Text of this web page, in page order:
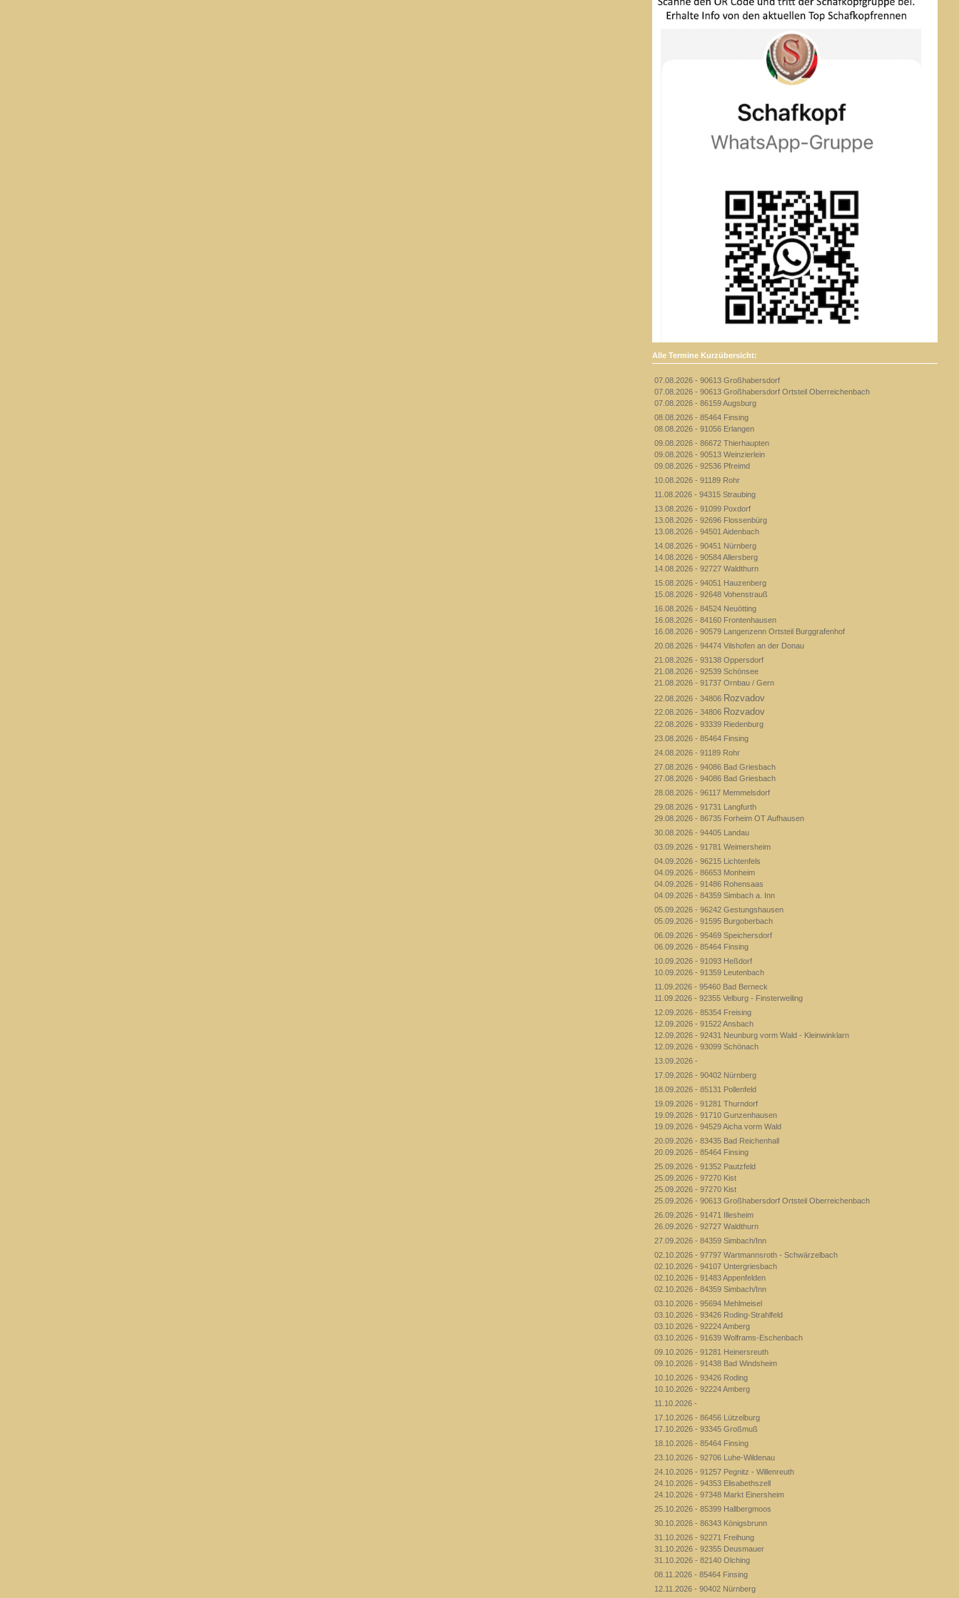
Alle Termine Kurzübersicht:
07.08.2026 - 90613 Großhabersdorf
07.08.2026 - 90613 Großhabersdorf Ortsteil Oberreichenbach
07.08.2026 - 86159 Augsburg
08.08.2026 - 85464 Finsing
08.08.2026 - 91056 Erlangen
09.08.2026 - 86672 Thierhaupten
09.08.2026 - 90513 Weinzierlein
09.08.2026 - 92536 Pfreimd
10.08.2026 - 91189 Rohr
11.08.2026 - 94315 Straubing
13.08.2026 - 91099 Poxdorf
13.08.2026 - 92696 Flossenbürg
13.08.2026 - 94501 Aidenbach
14.08.2026 - 90451 Nürnberg
14.08.2026 - 90584 Allersberg
14.08.2026 - 92727 Waldthurn
15.08.2026 - 94051 Hauzenberg
15.08.2026 - 92648 Vohenstrauß
16.08.2026 - 84524 Neuötting
16.08.2026 - 84160 Frontenhausen
16.08.2026 - 90579 Langenzenn Ortsteil Burggrafenhof
20.08.2026 - 94474 Vilshofen an der Donau
21.08.2026 - 93138 Oppersdorf
21.08.2026 - 92539 Schönsee
21.08.2026 - 91737 Ornbau / Gern
22.08.2026 - 34806 Rozvadov
22.08.2026 - 34806 Rozvadov
22.08.2026 - 93339 Riedenburg
23.08.2026 - 85464 Finsing
24.08.2026 - 91189 Rohr
27.08.2026 - 94086 Bad Griesbach
27.08.2026 - 94086 Bad Griesbach
28.08.2026 - 96117 Memmelsdorf
29.08.2026 - 91731 Langfurth
29.08.2026 - 86735 Forheim OT Aufhausen
30.08.2026 - 94405 Landau
03.09.2026 - 91781 Weimersheim
04.09.2026 - 96215 Lichtenfels
04.09.2026 - 86653 Monheim
04.09.2026 - 91486 Rohensaas
04.09.2026 - 84359 Simbach a. Inn
05.09.2026 - 96242 Gestungshausen
05.09.2026 - 91595 Burgoberbach
06.09.2026 - 95469 Speichersdorf
06.09.2026 - 85464 Finsing
10.09.2026 - 91093 Heßdorf
10.09.2026 - 91359 Leutenbach
11.09.2026 - 95460 Bad Berneck
11.09.2026 - 92355 Velburg - Finsterweiling
12.09.2026 - 85354 Freising
12.09.2026 - 91522 Ansbach
12.09.2026 - 92431 Neunburg vorm Wald - Kleinwinklarn
12.09.2026 - 93099 Schönach
13.09.2026 -
17.09.2026 - 90402 Nürnberg
18.09.2026 - 85131 Pollenfeld
19.09.2026 - 91281 Thurndorf
19.09.2026 - 91710 Gunzenhausen
19.09.2026 - 94529 Aicha vorm Wald
20.09.2026 - 83435 Bad Reichenhall
20.09.2026 - 85464 Finsing
25.09.2026 - 91352 Pautzfeld
25.09.2026 - 97270 Kist
25.09.2026 - 97270 Kist
25.09.2026 - 90613 Großhabersdorf Ortsteil Oberreichenbach
26.09.2026 - 91471 Illesheim
26.09.2026 - 92727 Waldthurn
27.09.2026 - 84359 Simbach/Inn
02.10.2026 - 97797 Wartmannsroth - Schwärzelbach
02.10.2026 - 94107 Untergriesbach
02.10.2026 - 91483 Appenfelden
02.10.2026 - 84359 Simbach/Inn
03.10.2026 - 95694 Mehlmeisel
03.10.2026 - 93426 Roding-Strahlfeld
03.10.2026 - 92224 Amberg
03.10.2026 - 91639 Wolframs-Eschenbach
09.10.2026 - 91281 Heinersreuth
09.10.2026 - 91438 Bad Windsheim
10.10.2026 - 93426 Roding
10.10.2026 - 92224 Amberg
11.10.2026 -
17.10.2026 - 86456 Lützelburg
17.10.2026 - 93345 Großmuß
18.10.2026 - 85464 Finsing
23.10.2026 - 92706 Luhe-Wildenau
24.10.2026 - 91257 Pegnitz - Willenreuth
24.10.2026 - 94353 Elisabethszell
24.10.2026 - 97348 Markt Einersheim
25.10.2026 - 85399 Hallbergmoos
30.10.2026 - 86343 Königsbrunn
31.10.2026 - 92271 Freihung
31.10.2026 - 92355 Deusmauer
31.10.2026 - 82140 Olching
08.11.2026 - 85464 Finsing
12.11.2026 - 90402 Nürnberg